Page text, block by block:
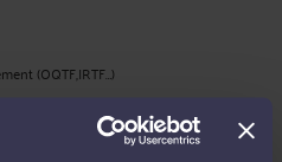
(OQTF,IRTF…)